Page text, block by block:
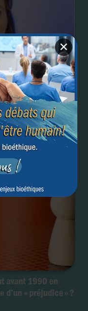
✕
de l’avortement :
scientifique ou
?
avant 1990 en
« préjudice » ?